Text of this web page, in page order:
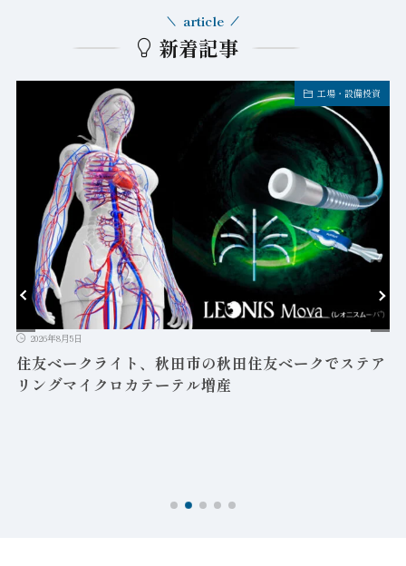
新着記事
article
工場・設備投資
2026年8月5日
住友ベークライト、秋田市の秋田住友ベークでステア
リングマイクロカテーテル増産